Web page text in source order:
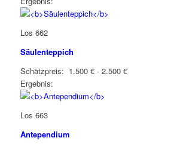
Los 662
Säulenteppich
Schätzpreis: 1.500 € - 2.500 €
Ergebnis:
Los 663
Antependium